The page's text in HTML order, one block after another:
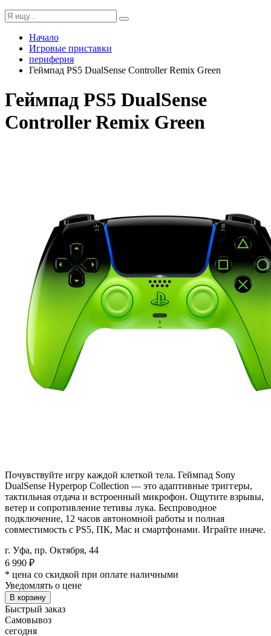
Начало
Игровые приставки
периферия
Геймпад PS5 DualSense Controller Remix Green
Геймпад PS5 DualSense
Controller Remix Green
Почувствуйте игру каждой клеткой тела. Геймпад Sony
DualSense Hyperpop Collection — это адаптивные триггеры,
тактильная отдача и встроенный микрофон. Ощутите взрывы,
ветер и сопротивление тетивы лука. Беспроводное
подключение, 12 часов автономной работы и полная
совместимость с PS5, ПК, Mac и смартфонами. Играйте иначе.
г. Уфа, пр. Октября, 44
6 990 ₽
* цена со скидкой при оплате наличными
Уведомлять о цене
В корзину
Быстрый заказ
Самовывоз
сегодня